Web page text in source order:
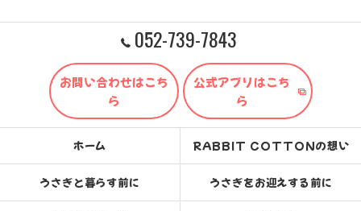
052-739-7843
お問い合わせはこち
ら
公式アプリはこち
ら
ホーム RABBIT COTTONの想い
うさぎと暮らす前に うさぎをお迎えする前に